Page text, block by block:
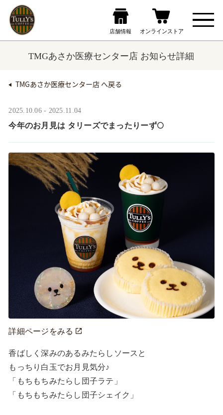
TMGあさか医療センター店 お知らせ詳細
TMGあさか医療センター店 へ戻る
2025.10.06 - 2025.11.04
今年のお月見は タリーズでまったりーず🌕
詳細ページをみる
香ばしく深みのあるみたらしソースと
もっちり白玉でお月見気分♪
「もちもちみたらし団子ラテ」
「もちもちみたらし団子シェイク」